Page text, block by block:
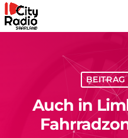
Auch in